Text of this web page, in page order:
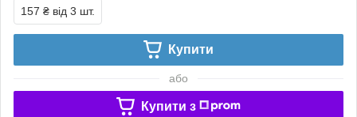
157 ₴ від 3 шт.
Купити
або
Купити з